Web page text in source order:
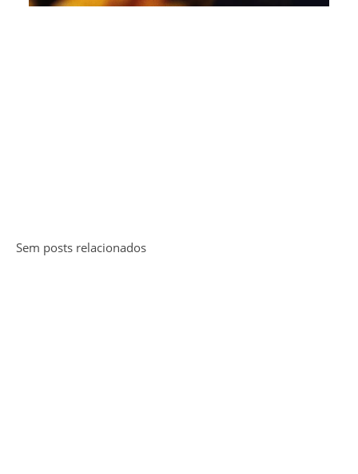
Sem posts relacionados